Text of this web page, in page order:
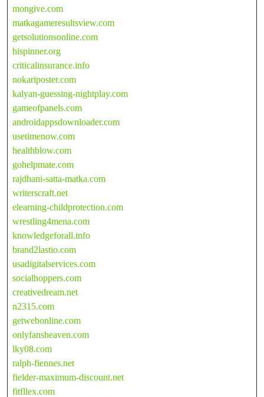
mongive.com
matkagameresultsview.com
getsolutionsonline.com
hispinner.org
criticalinsurance.info
nokariposter.com
kalyan-guessing-nightplay.com
gameofpanels.com
androidappsdownloader.com
usetimenow.com
healthblow.com
gohelpmate.com
rajdhani-satta-matka.com
writerscraft.net
elearning-childprotection.com
wrestling4mena.com
knowledgeforall.info
brand2lastio.com
usadigitalservices.com
socialhoppers.com
creativedream.net
n2315.com
getwebonline.com
onlyfansheaven.com
lky08.com
ralph-fiennes.net
fielder-maximum-discount.net
fitfllex.com